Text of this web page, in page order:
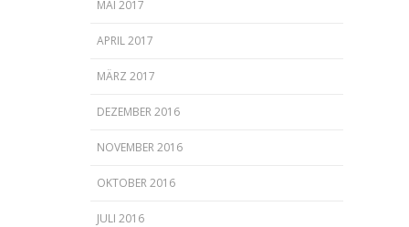
MAI 2017
APRIL 2017
MÄRZ 2017
DEZEMBER 2016
NOVEMBER 2016
OKTOBER 2016
JULI 2016